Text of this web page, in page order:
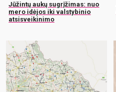
Jūžintų aukų sugrįžimas: nuo
mero idėjos iki valstybinio
atsisveikinimo